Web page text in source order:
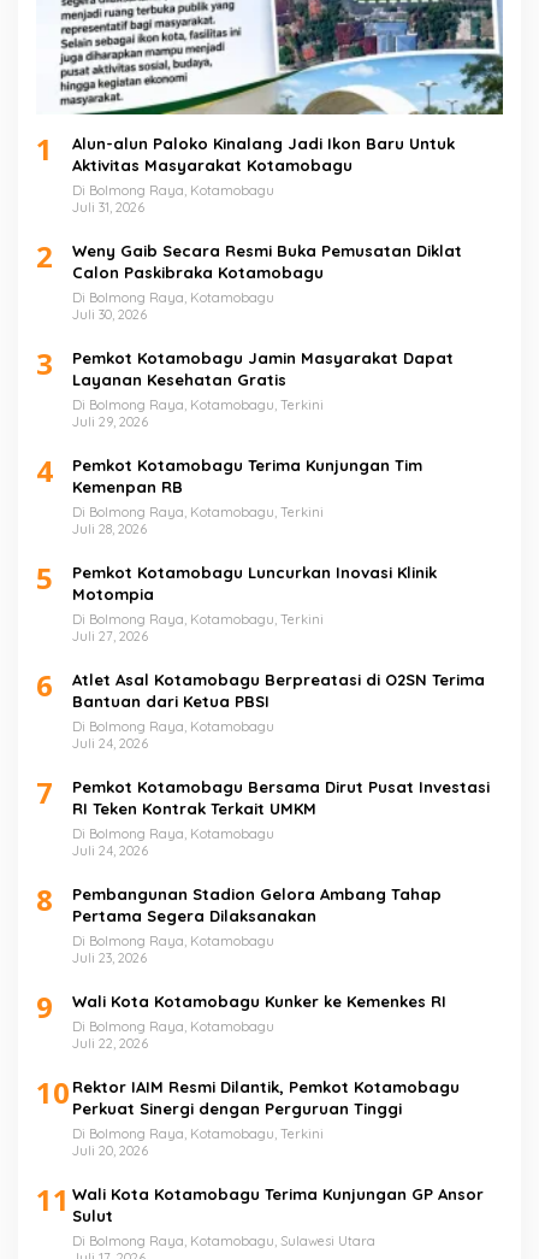
1
Alun-alun Paloko Kinalang Jadi Ikon Baru Untuk
Aktivitas Masyarakat Kotamobagu
Di Bolmong Raya, Kotamobagu
Juli 31, 2026
2
Weny Gaib Secara Resmi Buka Pemusatan Diklat
Calon Paskibraka Kotamobagu
Di Bolmong Raya, Kotamobagu
Juli 30, 2026
3
Pemkot Kotamobagu Jamin Masyarakat Dapat
Layanan Kesehatan Gratis
Di Bolmong Raya, Kotamobagu, Terkini
Juli 29, 2026
4
Pemkot Kotamobagu Terima Kunjungan Tim
Kemenpan RB
Di Bolmong Raya, Kotamobagu, Terkini
Juli 28, 2026
5
Pemkot Kotamobagu Luncurkan Inovasi Klinik
Motompia
Di Bolmong Raya, Kotamobagu, Terkini
Juli 27, 2026
6
Atlet Asal Kotamobagu Berpreatasi di O2SN Terima
Bantuan dari Ketua PBSI
Di Bolmong Raya, Kotamobagu
Juli 24, 2026
7
Pemkot Kotamobagu Bersama Dirut Pusat Investasi
RI Teken Kontrak Terkait UMKM
Di Bolmong Raya, Kotamobagu
Juli 24, 2026
8
Pembangunan Stadion Gelora Ambang Tahap
Pertama Segera Dilaksanakan
Di Bolmong Raya, Kotamobagu
Juli 23, 2026
9 Wali Kota Kotamobagu Kunker ke Kemenkes RI
Di Bolmong Raya, Kotamobagu
Juli 22, 2026
10 Rektor IAIM Resmi Dilantik, Pemkot Kotamobagu
Perkuat Sinergi dengan Perguruan Tinggi
Di Bolmong Raya, Kotamobagu, Terkini
Juli 20, 2026
11 Wali Kota Kotamobagu Terima Kunjungan GP Ansor
Sulut
Di Bolmong Raya, Kotamobagu, Sulawesi Utara